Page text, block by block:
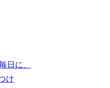
日に、
け